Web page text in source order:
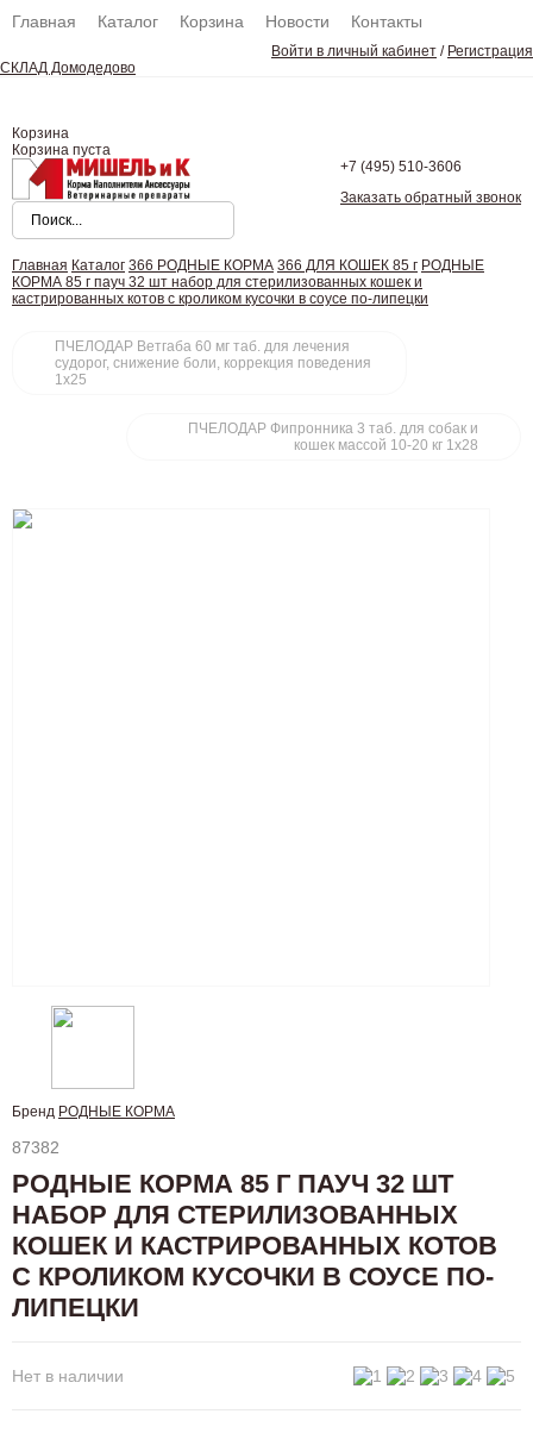
Главная Каталог Корзина Новости Контакты
Войти в личный кабинет / Регистрация
СКЛАД Домодедово
Корзина
Корзина пуста
+7 (495) 510-3606
Заказать обратный звонок
Главная Каталог 366 РОДНЫЕ КОРМА 366 ДЛЯ КОШЕК 85 г РОДНЫЕ
КОРМА 85 г пауч 32 шт набор для стерилизованных кошек и
кастрированных котов с кроликом кусочки в соусе по-липецки
ПЧЕЛОДАР Ветгаба 60 мг таб. для лечения
судорог, снижение боли, коррекция поведения
1x25
ПЧЕЛОДАР Фипронника 3 таб. для собак и
кошек массой 10-20 кг 1x28
Бренд РОДНЫЕ КОРМА
87382
РОДНЫЕ КОРМА 85 Г ПАУЧ 32 ШТ
НАБОР ДЛЯ СТЕРИЛИЗОВАННЫХ
КОШЕК И КАСТРИРОВАННЫХ КОТОВ
С КРОЛИКОМ КУСОЧКИ В СОУСЕ ПО-
ЛИПЕЦКИ
Нет в наличии